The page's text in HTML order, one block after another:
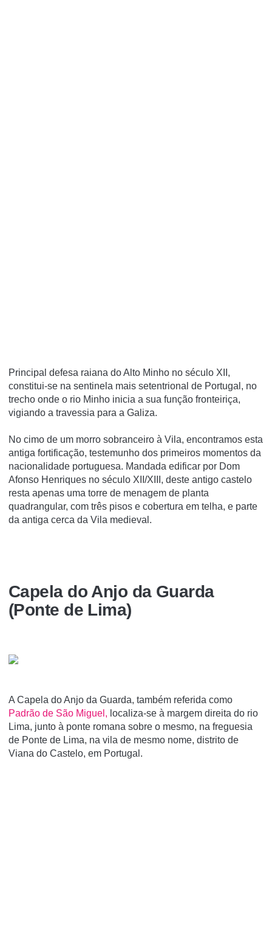
Principal defesa raiana do Alto Minho no século XII,
constitui-se na sentinela mais setentrional de Portugal, no
trecho onde o rio Minho inicia a sua função fronteiriça,
vigiando a travessia para a Galiza.
No cimo de um morro sobranceiro à Vila, encontramos esta
antiga fortificação, testemunho dos primeiros momentos da
nacionalidade portuguesa. Mandada edificar por Dom
Afonso Henriques no século XII/XIII, deste antigo castelo
resta apenas uma torre de menagem de planta
quadrangular, com três pisos e cobertura em telha, e parte
da antiga cerca da Vila medieval.
Capela do Anjo da Guarda
(Ponte de Lima)
A Capela do Anjo da Guarda, também referida como
Padrão de São Miguel, localiza-se à margem direita do rio
Lima, junto à ponte romana sobre o mesmo, na freguesia
de Ponte de Lima, na vila de mesmo nome, distrito de
Viana do Castelo, em Portugal.